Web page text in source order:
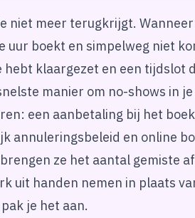
niet meer terugkrijgt.
uur boekt en simpelweg niet
hebt klaargezet en een tijdslot
manier om no-shows in
een aanbetaling bij het
annuleringsbeleid en online
ze het aantal gemiste
uit handen nemen in plaats
je het aan.